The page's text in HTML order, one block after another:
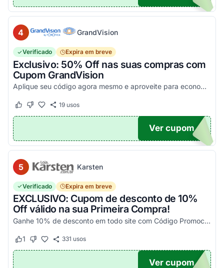
4 GrandVision
Verificado Expira em breve
Exclusivo: 50% Off nas suas compras com
Cupom GrandVision
Aplique seu código agora mesmo e aproveite para economizar! Válido em par completo (Armação + Lente)!
Este cupom funcionou
Este cupom não funcionou
19usos
OM50
Ver cupom
5 Karsten
Verificado Expira em breve
EXCLUSIVO: Cupom de desconto de 10%
Off válido na sua Primeira Compra!
Ganhe 10% de desconto em todo site com Código Promocional Karsten. Válido apenas 1 utilização por CPF. Só aqui no Agora Cupom você economiza tanto!
Este cupom funcionou
1 Este cupom não funcionou
331 usos
OM10
Ver cupom